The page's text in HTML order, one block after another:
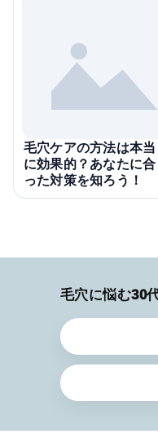
毛穴ケアの方法は本当
に効果的？あなたに合
った対策を知ろう！